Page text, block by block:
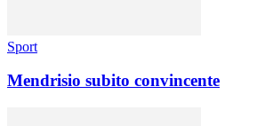
Sport
Mendrisio subito convincente